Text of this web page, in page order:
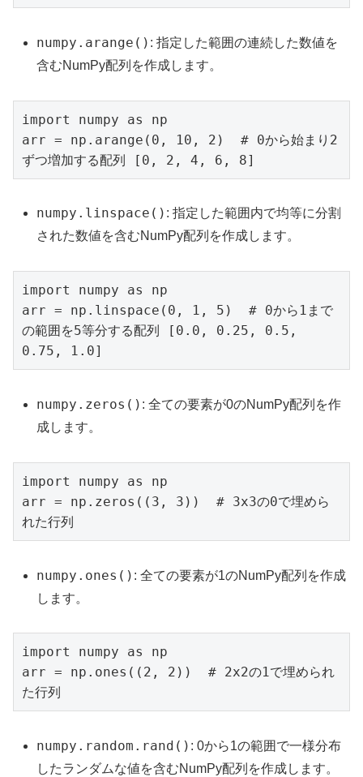
numpy.arange() : 指定した範囲の連続した数値を
含むNumPy配列を作成します。
import numpy as np
arr = np.arange(0, 10, 2)  # 0から始まり2
numpy.linspace() : 指定した範囲内で均等に分割
された数値を含むNumPy配列を作成します。
import numpy as np
arr = np.linspace(0, 1, 5)  # 0から1まで
の範囲を5等分する配列 [0.0, 0.25, 0.5,
numpy.zeros() : 全ての要素が0のNumPy配列を作
成します。
import numpy as np
arr = np.zeros((3, 3))  # 3x3の0で埋めら
れた行列
numpy.ones() : 全ての要素が1のNumPy配列を作成
します。
import numpy as np
arr = np.ones((2, 2))  # 2x2の1で埋められ
た行列
numpy.random.rand() : 0から1の範囲で一様分布
したランダムな値を含むNumPy配列を作成します。